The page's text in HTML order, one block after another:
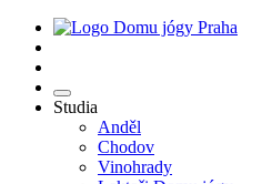
Studia
Anděl
Chodov
Vinohrady